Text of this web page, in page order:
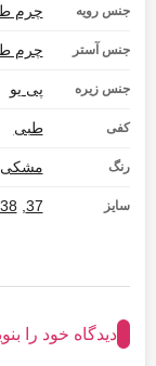
جنس رویه چرم
جنس آستر چرم
جنس زیره پی یو
کفی طبی
رنگ مشکی
سایز 37
38
دیدگاه خود را